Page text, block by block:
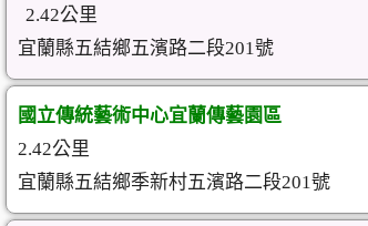
2.42公里
宜蘭縣五結鄉五濱路二段201號
國立傳統藝術中心宜蘭傳藝園區
2.42公里
宜蘭縣五結鄉季新村五濱路二段201號